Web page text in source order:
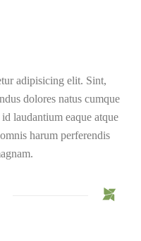
adipisicing elit. Sint,
dolores natus cumque
laudantium eaque atque
harum perferendis